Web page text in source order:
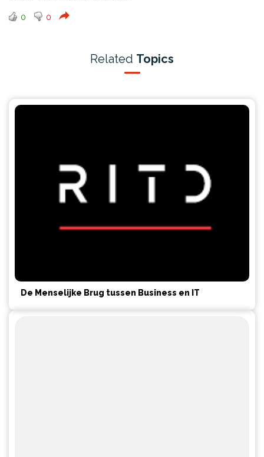
0 0
Related Topics
De Menselijke Brug tussen Business en IT